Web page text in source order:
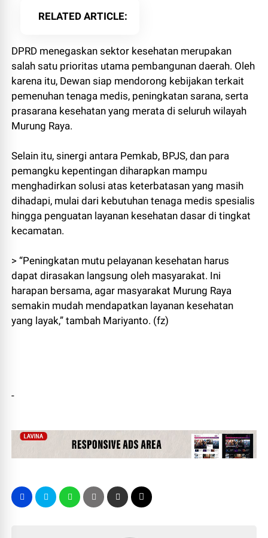
RELATED ARTICLE
DPRD menegaskan sektor kesehatan merupakan
salah satu prioritas utama pembangunan daerah. Oleh
karena itu, Dewan siap mendorong kebijakan terkait
pemenuhan tenaga medis, peningkatan sarana, serta
prasarana kesehatan yang merata di seluruh wilayah
Murung Raya.
Selain itu, sinergi antara Pemkab, BPJS, dan para
pemangku kepentingan diharapkan mampu
menghadirkan solusi atas keterbatasan yang masih
dihadapi, mulai dari kebutuhan tenaga medis spesialis
hingga penguatan layanan kesehatan dasar di tingkat
kecamatan.
> “Peningkatan mutu pelayanan kesehatan harus
dapat dirasakan langsung oleh masyarakat. Ini
harapan bersama, agar masyarakat Murung Raya
semakin mudah mendapatkan layanan kesehatan
yang layak,” tambah Mariyanto. (fz)
-